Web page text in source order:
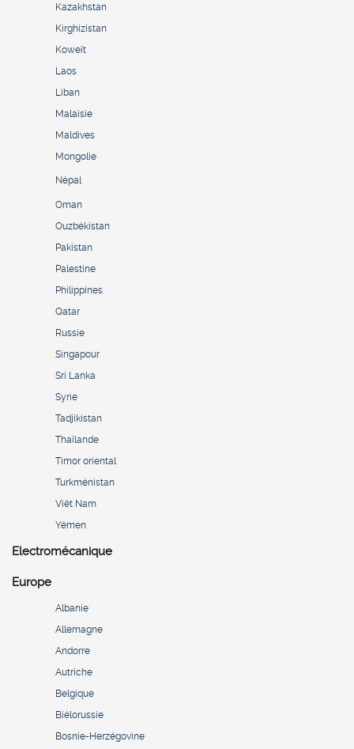
Kazakhstan
Kirghizistan
Koweït
Laos
Liban
Malaisie
Maldives
Mongolie
Népal
Oman
Ouzbékistan
Pakistan
Palestine
Philippines
Qatar
Russie
Singapour
Sri Lanka
Syrie
Tadjikistan
Thaïlande
Timor oriental
Turkménistan
Viêt Nam
Yémen
Electromécanique
Europe
Albanie
Allemagne
Andorre
Autriche
Belgique
Biélorussie
Bosnie-Herzégovine